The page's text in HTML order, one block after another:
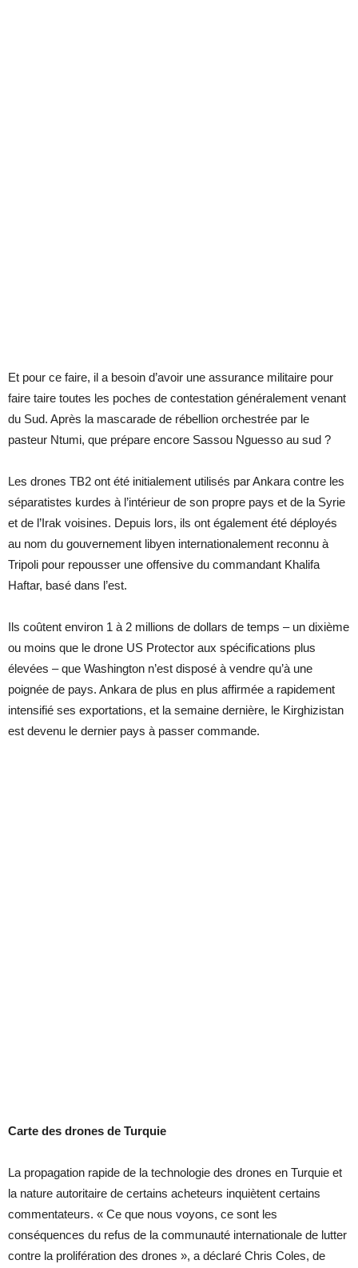
Et pour ce faire, il a besoin d’avoir une assurance militaire pour
faire taire toutes les poches de contestation généralement venant
du Sud. Après la mascarade de rébellion orchestrée par le
pasteur Ntumi, que prépare encore Sassou Nguesso au sud ?
Les drones TB2 ont été initialement utilisés par Ankara contre les
séparatistes kurdes à l’intérieur de son propre pays et de la Syrie
et de l’Irak voisines. Depuis lors, ils ont également été déployés
au nom du gouvernement libyen internationalement reconnu à
Tripoli pour repousser une offensive du commandant Khalifa
Haftar, basé dans l’est.
Ils coûtent environ 1 à 2 millions de dollars de temps – un dixième
ou moins que le drone US Protector aux spécifications plus
élevées – que Washington n’est disposé à vendre qu’à une
poignée de pays. Ankara de plus en plus affirmée a rapidement
intensifié ses exportations, et la semaine dernière, le Kirghizistan
est devenu le dernier pays à passer commande.
Carte des drones de Turquie
La propagation rapide de la technologie des drones en Turquie et
la nature autoritaire de certains acheteurs inquiètent certains
commentateurs. « Ce que nous voyons, ce sont les
conséquences du refus de la communauté internationale de lutter
contre la prolifération des drones », a déclaré Chris Coles, de